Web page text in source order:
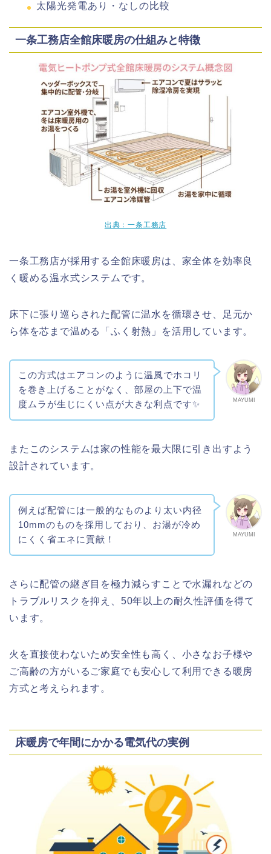
太陽光発電あり・なしの比較
一条工務店全館床暖房の仕組みと特徴
出典：一条工務店
一条工務店が採用する全館床暖房は、家全体を効率良
く暖める温水式システムです。
床下に張り巡らされた配管に温水を循環させ、足元か
ら体を芯まで温める「ふく射熱」を活用しています。
MAYUMI
この方式はエアコンのように温風でホコリ
を巻き上げることがなく、部屋の上下で温
度ムラが生じにくい点が大きな利点です✨
またこのシステムは家の性能を最大限に引き出すよう
設計されています。
MAYUMI
例えば配管には一般的なものより太い内径
10mmのものを採用しており、お湯が冷め
にくく省エネに貢献！
さらに配管の継ぎ目を極力減らすことで水漏れなどの
トラブルリスクを抑え、50年以上の耐久性評価を得て
います。
火を直接使わないため安全性も高く、小さなお子様や
ご高齢の方がいるご家庭でも安心して利用できる暖房
方式と考えられます。
床暖房で年間にかかる電気代の実例